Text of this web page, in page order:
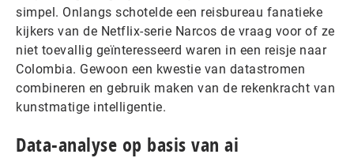
simpel. Onlangs schotelde een reisbureau fanatieke
kijkers van de Netflix-serie Narcos de vraag voor of ze
niet toevallig geïnteresseerd waren in een reisje naar
Colombia. Gewoon een kwestie van datastromen
combineren en gebruik maken van de rekenkracht van
kunstmatige intelligentie.
Data-analyse op basis van ai